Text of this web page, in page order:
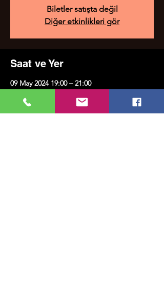
Biletler satışta değil
Diğer etkinlikleri gör
Saat ve Yer
09 May 2024 19:00 – 21:00
Kazım Karabekirpaşa Sok. No:8 D:16, 34738
Kadıköy/İstanbul, Türkiye